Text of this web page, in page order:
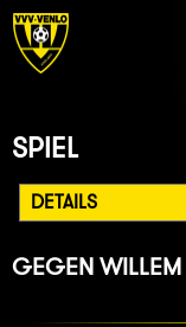
SPIEL
GEGEN